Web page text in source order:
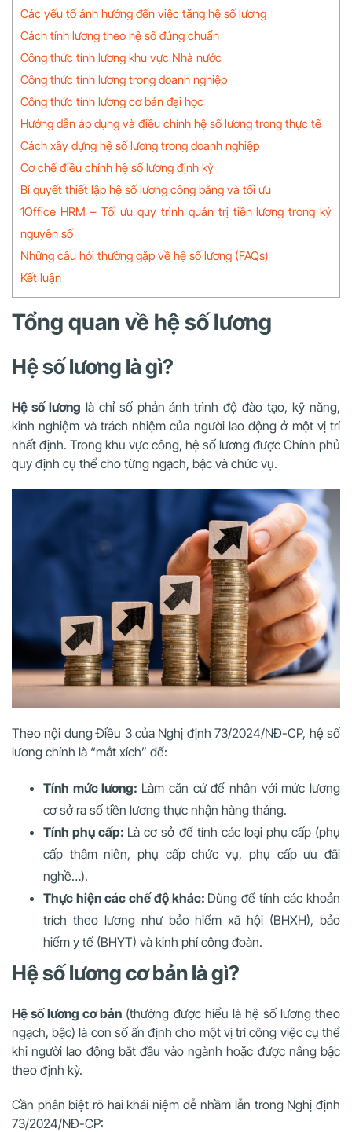
Các yếu tố ảnh hưởng đến việc tăng hệ số lương
Cách tính lương theo hệ số đúng chuẩn
Công thức tính lương khu vực Nhà nước
Công thức tính lương trong doanh nghiệp
Công thức tính lương cơ bản đại học
Hướng dẫn áp dụng và điều chỉnh hệ số lương trong thực tế
Cách xây dựng hệ số lương trong doanh nghiệp
Cơ chế điều chỉnh hệ số lương định kỳ
Bí quyết thiết lập hệ số lương công bằng và tối ưu
1Office HRM – Tối ưu quy trình quản trị tiền lương trong kỷ
nguyên số
Những câu hỏi thường gặp về hệ số lương (FAQs)
Kết luận
Tổng quan về hệ số lương
Hệ số lương là gì?
Hệ số lương là chỉ số phản ánh trình độ đào tạo, kỹ năng,
kinh nghiệm và trách nhiệm của người lao động ở một vị trí
nhất định. Trong khu vực công, hệ số lương được Chính phủ
quy định cụ thể cho từng ngạch, bậc và chức vụ.
Theo nội dung Điều 3 của Nghị định 73/2024/NĐ-CP, hệ số
lương chính là “mắt xích” để:
Tính mức lương: Làm căn cứ để nhân với mức lương
cơ sở ra số tiền lương thực nhận hàng tháng.
Tính phụ cấp: Là cơ sở để tính các loại phụ cấp (phụ
cấp thâm niên, phụ cấp chức vụ, phụ cấp ưu đãi
nghề…).
Thực hiện các chế độ khác: Dùng để tính các khoản
trích theo lương như bảo hiểm xã hội (BHXH), bảo
hiểm y tế (BHYT) và kinh phí công đoàn.
Hệ số lương cơ bản là gì?
Hệ số lương cơ bản (thường được hiểu là hệ số lương theo
ngạch, bậc) là con số ấn định cho một vị trí công việc cụ thể
khi người lao động bắt đầu vào ngành hoặc được nâng bậc
theo định kỳ.
Cần phân biệt rõ hai khái niệm dễ nhầm lẫn trong Nghị định
73/2024/NĐ-CP: